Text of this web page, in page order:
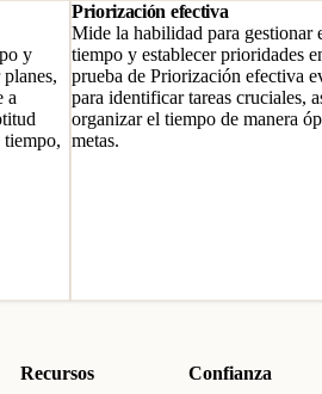
y
a
tiempo,
Priorización efectiva
Mide la habilidad para gestionar
tiempo y establecer prioridades
prueba de Priorización efectiva
para identificar tareas cruciales,
organizar el tiempo de manera
metas.
Recursos Confianza